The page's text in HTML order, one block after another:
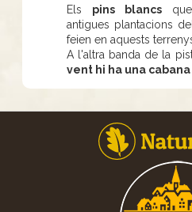
Els pins blancs
antigues plantacions
feien en aquests
A l'altra banda de la
vent hi ha una